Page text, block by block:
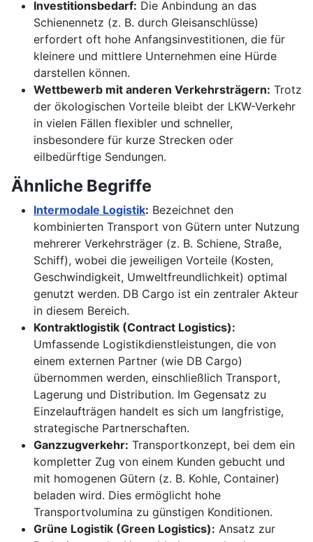
Investitionsbedarf: Die Anbindung an das
Schienennetz (z. B. durch Gleisanschlüsse)
erfordert oft hohe Anfangsinvestitionen, die für
kleinere und mittlere Unternehmen eine Hürde
darstellen können.
Wettbewerb mit anderen Verkehrsträgern: Trotz
der ökologischen Vorteile bleibt der LKW-Verkehr
in vielen Fällen flexibler und schneller,
insbesondere für kurze Strecken oder
eilbedürftige Sendungen.
Ähnliche Begriffe
Intermodale Logistik: Bezeichnet den
kombinierten Transport von Gütern unter Nutzung
mehrerer Verkehrsträger (z. B. Schiene, Straße,
Schiff), wobei die jeweiligen Vorteile (Kosten,
Geschwindigkeit, Umweltfreundlichkeit) optimal
genutzt werden. DB Cargo ist ein zentraler Akteur
in diesem Bereich.
Kontraktlogistik (Contract Logistics):
Umfassende Logistikdienstleistungen, die von
einem externen Partner (wie DB Cargo)
übernommen werden, einschließlich Transport,
Lagerung und Distribution. Im Gegensatz zu
Einzelaufträgen handelt es sich um langfristige,
strategische Partnerschaften.
Ganzzugverkehr: Transportkonzept, bei dem ein
kompletter Zug von einem Kunden gebucht und
mit homogenen Gütern (z. B. Kohle, Container)
beladen wird. Dies ermöglicht hohe
Transportvolumina zu günstigen Konditionen.
Grüne Logistik (Green Logistics): Ansatz zur